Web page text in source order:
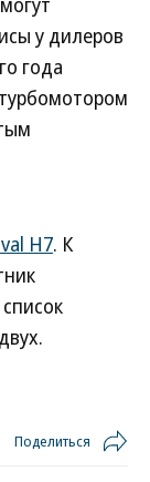
у дилеров
года
H7. К
Поделиться